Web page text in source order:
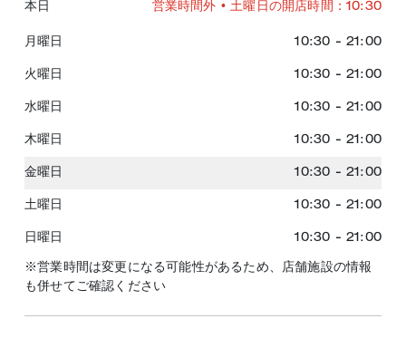
本日 営業時間外 • 土曜日の開店時間：10:30
月曜日 10:30 - 21:00
火曜日 10:30 - 21:00
水曜日 10:30 - 21:00
木曜日 10:30 - 21:00
金曜日 10:30 - 21:00
土曜日 10:30 - 21:00
日曜日 10:30 - 21:00
※営業時間は変更になる可能性があるため、店舗施設の情報
も併せてご確認ください